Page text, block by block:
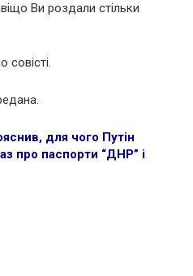
Ви роздали стільки
совісті.
для чого Путін
про паспорти “ДНР” і